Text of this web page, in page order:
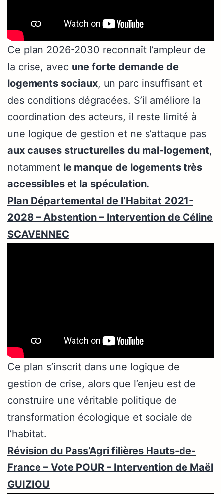
Ce plan 2026-2030 reconnaît l’ampleur de
la crise, avec une forte demande de
logements sociaux, un parc insuffisant et
des conditions dégradées. S’il améliore la
coordination des acteurs, il reste limité à
une logique de gestion et ne s’attaque pas
aux causes structurelles du mal-logement,
notamment le manque de logements très
accessibles et la spéculation.
Plan Départemental de l’Habitat 2021-
2028 – Abstention – Intervention de Céline
SCAVENNEC
Ce plan s’inscrit dans une logique de
gestion de crise, alors que l’enjeu est de
construire une véritable politique de
transformation écologique et sociale de
l’habitat.
Révision du Pass’Agri filières Hauts-de-
France – Vote POUR – Intervention de Maël
GUIZIOU